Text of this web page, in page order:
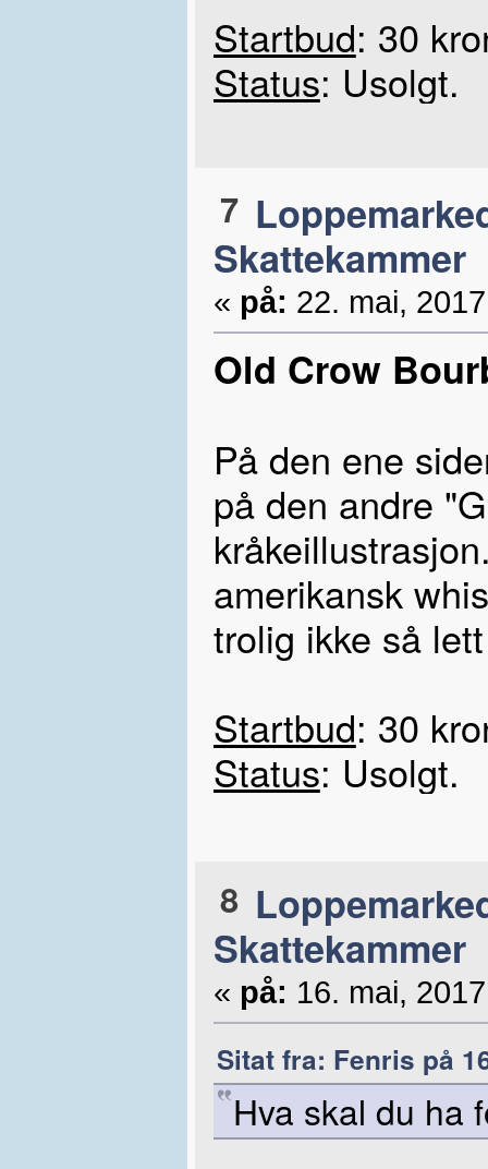
Startbud: 30
Status: Usolgt.
7
Skattekammer
« på: 22. mai,
Old Crow
På den ene
på den andre
amerikansk
trolig ikke så
Startbud: 30
Status: Usolgt.
8
Skattekammer
« på: 16. mai,
Sitat fra: Fenris på
Hva skal du ha